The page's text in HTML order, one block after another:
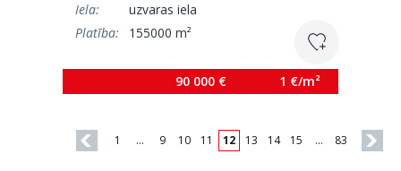
Iela:
uzvaras iela
Platība:
155000 m²
90 000 € 1 €/m²
1 … 9 10 11 12 13 14 15 … 83